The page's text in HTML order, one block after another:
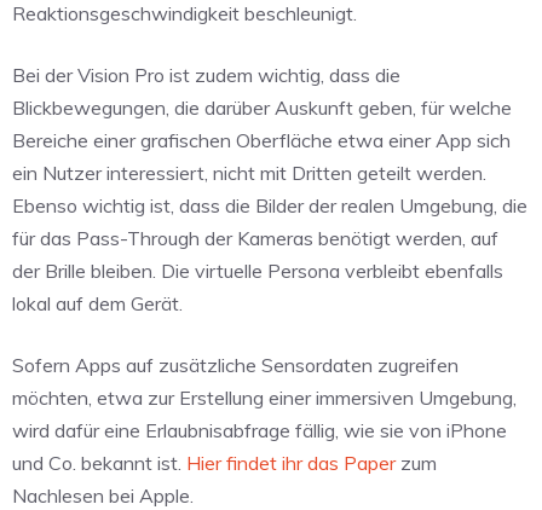
Reaktionsgeschwindigkeit beschleunigt.
Bei der Vision Pro ist zudem wichtig, dass die
Blickbewegungen, die darüber Auskunft geben, für welche
Bereiche einer grafischen Oberfläche etwa einer App sich
ein Nutzer interessiert, nicht mit Dritten geteilt werden.
Ebenso wichtig ist, dass die Bilder der realen Umgebung, die
für das Pass-Through der Kameras benötigt werden, auf
der Brille bleiben. Die virtuelle Persona verbleibt ebenfalls
lokal auf dem Gerät.
Sofern Apps auf zusätzliche Sensordaten zugreifen
möchten, etwa zur Erstellung einer immersiven Umgebung,
wird dafür eine Erlaubnisabfrage fällig, wie sie von iPhone
und Co. bekannt ist. Hier findet ihr das Paperzum
Nachlesen bei Apple.